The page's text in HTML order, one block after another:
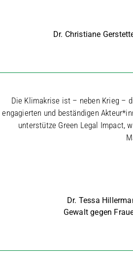
Dr. Christiane
Die Klimakrise ist – neben Krieg –
engagierten und beständigen
unterstütze Green Legal Impact,
Dr. Tessa
Gewalt gegen